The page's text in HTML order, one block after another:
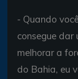
- Quando
consegue
melhorar a
do Bahia, eu